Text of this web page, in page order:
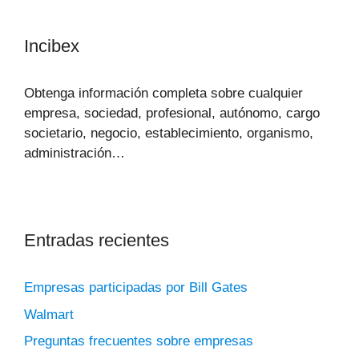
Incibex
Obtenga información completa sobre cualquier
empresa, sociedad, profesional, autónomo, cargo
societario, negocio, establecimiento, organismo,
administración…
Entradas recientes
Empresas participadas por Bill Gates
Walmart
Preguntas frecuentes sobre empresas